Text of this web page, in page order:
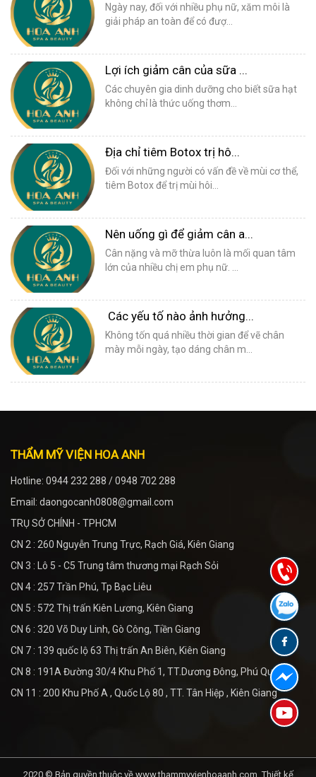
Ngày nay, đối với nhiều phụ nữ, xăm môi là
giải pháp an toàn để có đượ...
Lợi ích giảm cân của sữa ...
Các chuyên gia dinh dưỡng cho biết sữa hạt
không chỉ là thức uống thơm...
Địa chỉ tiêm Botox trị hô...
Đối với những người có vấn đề về mùi cơ thể,
tiêm Botox để trị mùi hôi...
Nên uống gì để giảm cân a...
Cân nặng và mỡ thừa luôn là mối quan tâm
lớn của nhiều chị em phụ nữ. ...
Các yếu tố nào ảnh hưởng...
Không tốn quá nhiều thời gian để vẽ chân
mày mỗi ngày, tạo dáng chân m...
THẨM MỸ VIỆN HOA ANH
Hotline: 0944 232 288 / 0948 702 288
Email: daongocanh0808@gmail.com
TRỤ SỞ CHÍNH - TPHCM
CN 2 : 260 Nguyễn Trung Trực, Rạch Giá, Kiên Giang
CN 3 : Lô 5 - C5 Trung tâm thương mại Rạch Sỏi
CN 4 : 257 Trần Phú, Tp Bạc Liêu
CN 5 : 572 Thị trấn Kiên Lương, Kiên Giang
CN 6 : 320 Võ Duy Linh, Gò Công, Tiền Giang
CN 7 : 139 quốc lộ 63 Thị trấn An Biên, Kiên Giang
CN 8 : 191A Đường 30/4 Khu Phố 1, TT.Dương Đông, Phú Quốc
CN 11 : 200 Khu Phố A , Quốc Lộ 80 , TT. Tân Hiệp , Kiên Giang
2020 © Bản quyền thuộc về www.thammyvienhoaanh.com.Thiết kế